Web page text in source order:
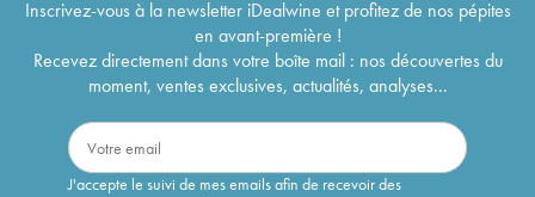
Inscrivez-vous à la newsletter iDealwine et profitez de nos pépites
en avant-première !
Recevez directement dans votre boîte mail : nos découvertes du
moment, ventes exclusives, actualités, analyses...
J'accepte le suivi de mes emails afin de recevoir des